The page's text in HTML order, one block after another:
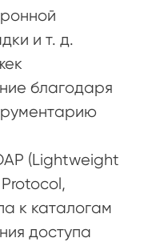
и т. д.
благодаря
(Lightweight
к каталогам
доступа